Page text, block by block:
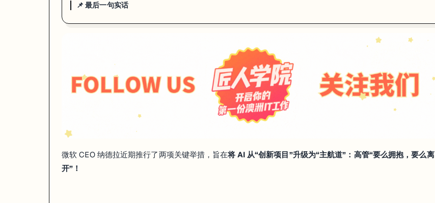
📌 最后一句实话
微软 CEO 纳德拉近期推行了两项关键举措，旨在将 AI 从“创新项目”升级为“主航道”：高管“要么拥抱，要么离
开”！